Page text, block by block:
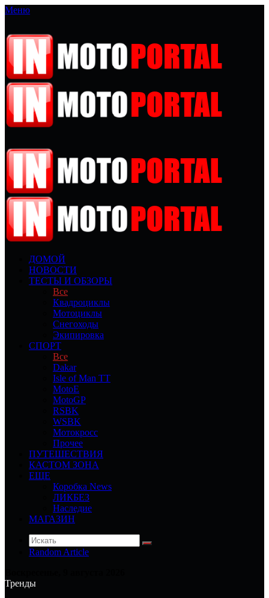
Меню
ДОМОЙ
НОВОСТИ
ТЕСТЫ И ОБЗОРЫ
Все
Квадроциклы
Мотоциклы
Снегоходы
Экипировка
СПОРТ
Все
Dakar
Isle of Man TT
MotoE
MotoGP
RSBK
WSBK
Мотокросс
Прочее
ПУТЕШЕСТВИЯ
КАСТОМ ЗОНА
ЕЩЕ
Коробка News
ЛИКБЕЗ
Наследие
МАГАЗИН
Random Article
Тренды